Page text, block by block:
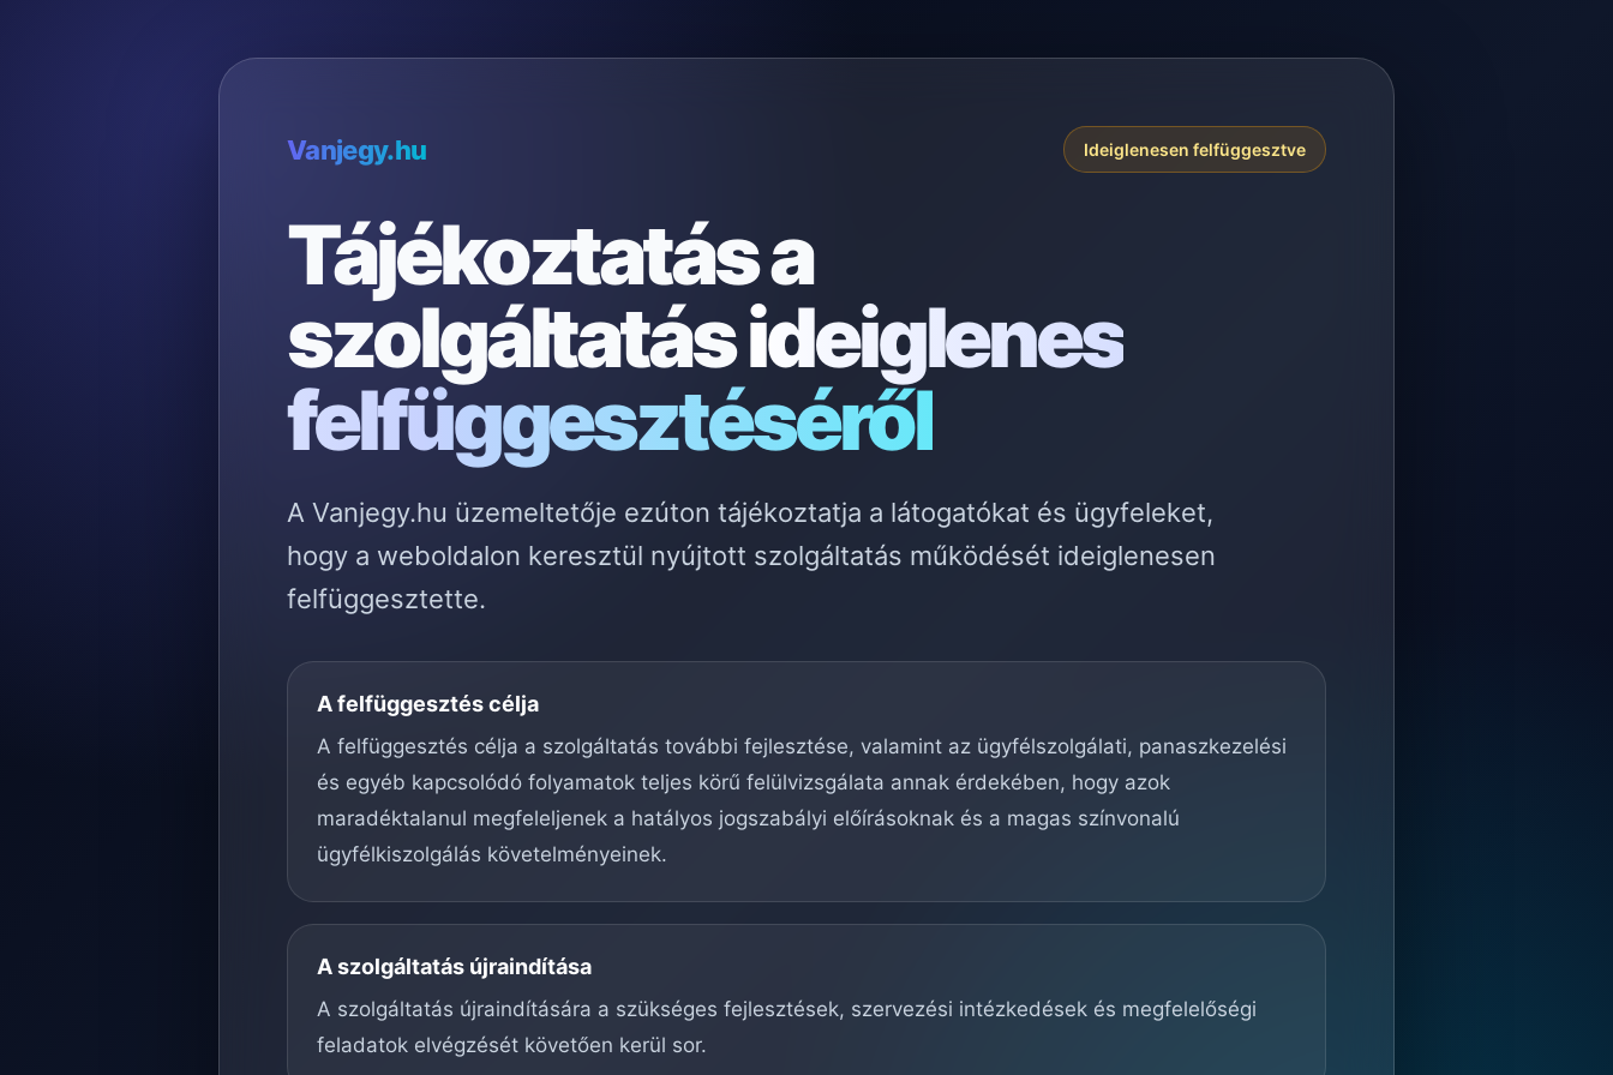
Vanjegy.hu Ideiglenesen felfüggesztve
Tájékoztatás a
szolgáltatásideiglenes
felfüggesztéséről
A Vanjegy.hu üzemeltetője ezúton tájékoztatja a látogatókat és ügyfeleket,
hogy a weboldalon keresztül nyújtott szolgáltatás működését ideiglenesen
felfüggesztette.
A felfüggesztés célja
A felfüggesztés célja a szolgáltatás további fejlesztése, valamint az ügyfélszolgálati, panaszkezelési
és egyéb kapcsolódó folyamatok teljes körű felülvizsgálata annak érdekében, hogy azok
maradéktalanul megfeleljenek a hatályos jogszabályi előírásoknak és a magas színvonalú
ügyfélkiszolgálás követelményeinek.
A szolgáltatás újraindítása
A szolgáltatás újraindítására a szükséges fejlesztések, szervezési intézkedések és megfelelőségi
feladatok elvégzését követően kerül sor.